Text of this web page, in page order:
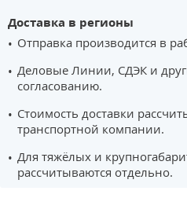
Доставка в регионы
Отправка производится в
Деловые Линии, СДЭК и
согласованию.
Стоимость доставки
транспортной компании.
Для тяжёлых и
рассчитываются отдельно.